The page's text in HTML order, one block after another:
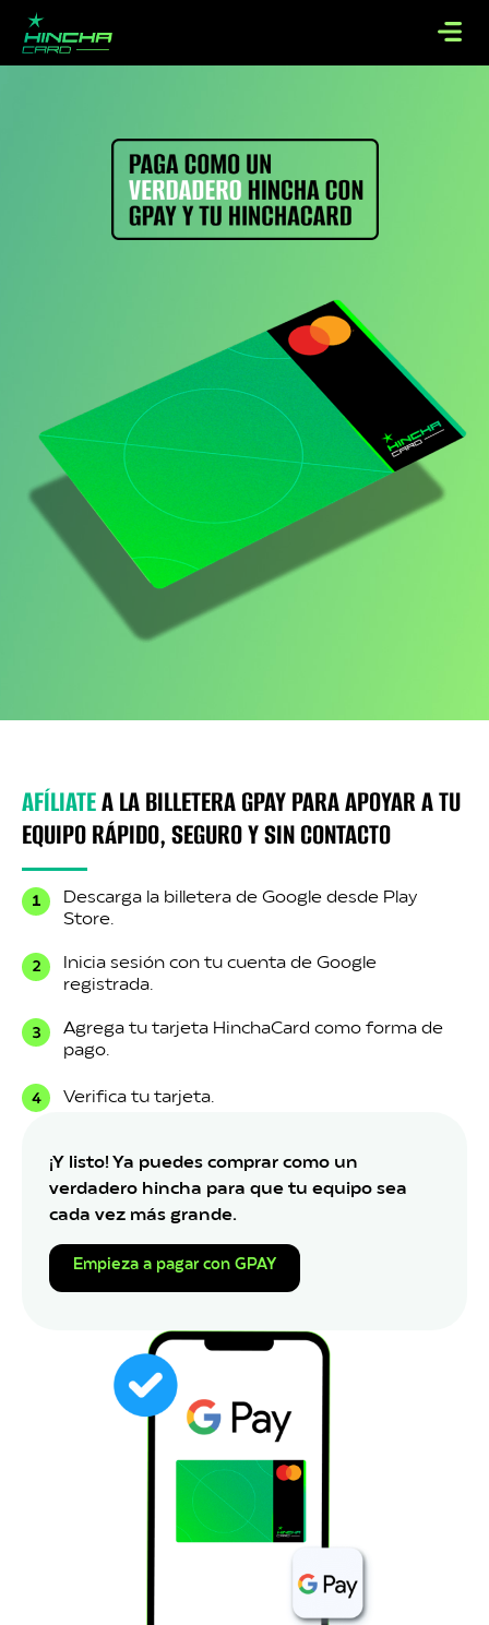
AFÍLIATEA LA BILLETERA GPAY PARA APOYAR A TU
EQUIPO RÁPIDO, SEGURO Y SIN CONTACTO
Descarga la billetera de Google desde Play
Store.
Inicia sesión con tu cuenta de Google
registrada.
Agrega tu tarjeta HinchaCard como forma de
pago.
Verifica tu tarjeta.
¡Y listo! Ya puedes comprar como un
verdadero hincha para que tu equipo sea
cada vez más grande.
Empieza a pagar con GPAY